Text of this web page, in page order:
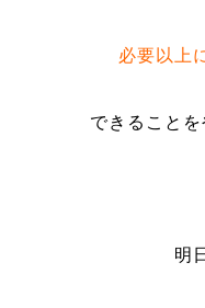
必要以上
できること
明